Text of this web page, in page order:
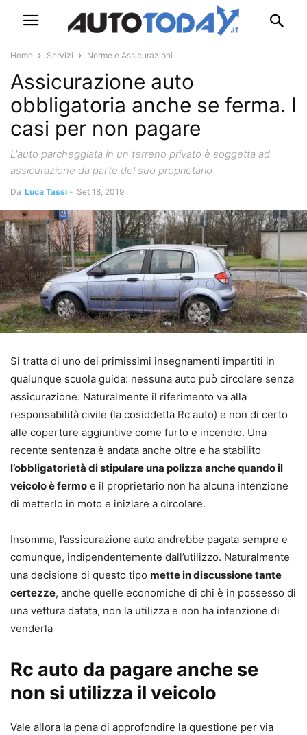
Home Servizi Norme e Assicurazioni
Assicurazione auto
obbligatoria anche se ferma. I
casi per non pagare
L'auto parcheggiata in un terreno privato è soggetta ad
assicurazione da parte del suo proprietario
Da Luca Tassi - Set 18, 2019
Si tratta di uno dei primissimi insegnamenti impartiti in
qualunque scuola guida: nessuna auto può circolare senza
assicurazione. Naturalmente il riferimento va alla
responsabilità civile (la cosiddetta Rc auto) e non di certo
alle coperture aggiuntive come furto e incendio. Una
recente sentenza è andata anche oltre e ha stabilito
l’obbligatorietà di stipulare una polizza anche quando il
veicolo è fermo e il proprietario non ha alcuna intenzione
di metterlo in moto e iniziare a circolare.
Insomma, l’assicurazione auto andrebbe pagata sempre e
comunque, indipendentemente dall’utilizzo. Naturalmente
una decisione di questo tipo mette in discussione tante
certezze, anche quelle economiche di chi è in possesso di
una vettura datata, non la utilizza e non ha intenzione di
venderla
Rc auto da pagare anche se
non si utilizza il veicolo
Vale allora la pena di approfondire la questione per via